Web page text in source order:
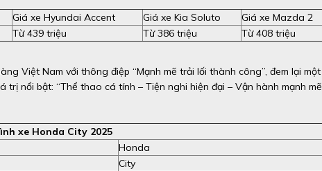
Giá xe Hyundai Accent Giá xe Kia Soluto
Giá xe Mazda 2
Từ 439 triệu Từ 386 triệu
Từ 408 triệu
Việt Nam với thông điệp “Mạnh mẽ trải lối thành công”, đem lại một
nổi bật: “Thể thao cá tính – Tiện nghi hiện đại – Vận hành mạnh
xe Honda City 2025
Honda
City